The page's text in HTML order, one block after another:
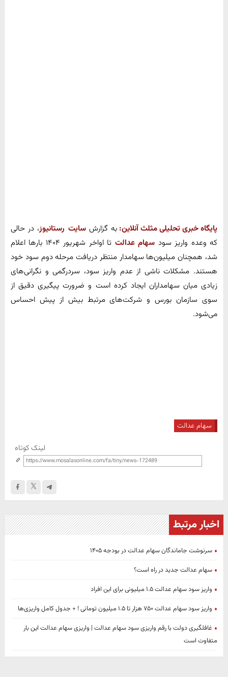
پایگاه خبری تحلیلی مثلث آنلاین: به گزارشسایت رستانیوز، در حالی
که وعده واریز سود سهام عدالت
تا اواخر شهریور ۱۴۰۴ بارها اعلام
شد، همچنان میلیون‌ها سهامدار منتظر دریافت مرحله دوم سود خود
هستند. مشکلات ناشی از عدم واریز سود، سردرگمی و نگرانی‌های
زیادی میان سهامداران ایجاد کرده است و ضرورت پیگیری دقیق از
سوی سازمان بورس و شرکت‌های مرتبط بیش از پیش احساس
می‌شود.
سهام عدالت
لینک کوتاه
اخبار مرتبط
سرنوشت جاماندگان سهام عدالت در بودجه ۱۴۰۵
سهام عدالت جدید در راه است؟
واریز سود سهام عدالت ۱.۵ میلیونی برای این افراد
واریز سود سهام عدالت ۷۵۰ هزار تا ۱.۵ میلیون تومانی ! + جدول کامل واریزی‌ها
غافلگیری دولت با رقم واریزی سود سهام عدالت | واریزی سهام عدالت این بار
متفاوت است